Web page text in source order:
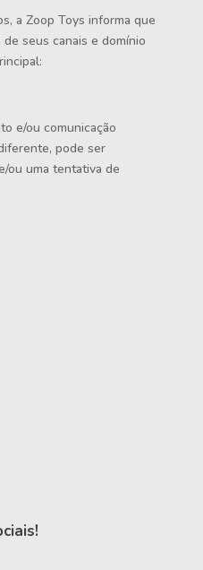
a Zoop Toys informa que
seus canais e domínio
e/ou comunicação
pode ser
ou uma tentativa de